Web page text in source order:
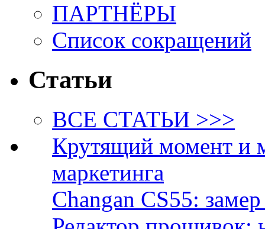
ПАРТНЁРЫ
Список сокращений
Статьи
ВСЕ СТАТЬИ >>>
Крутящий момент и
маркетинга
Changan CS55: